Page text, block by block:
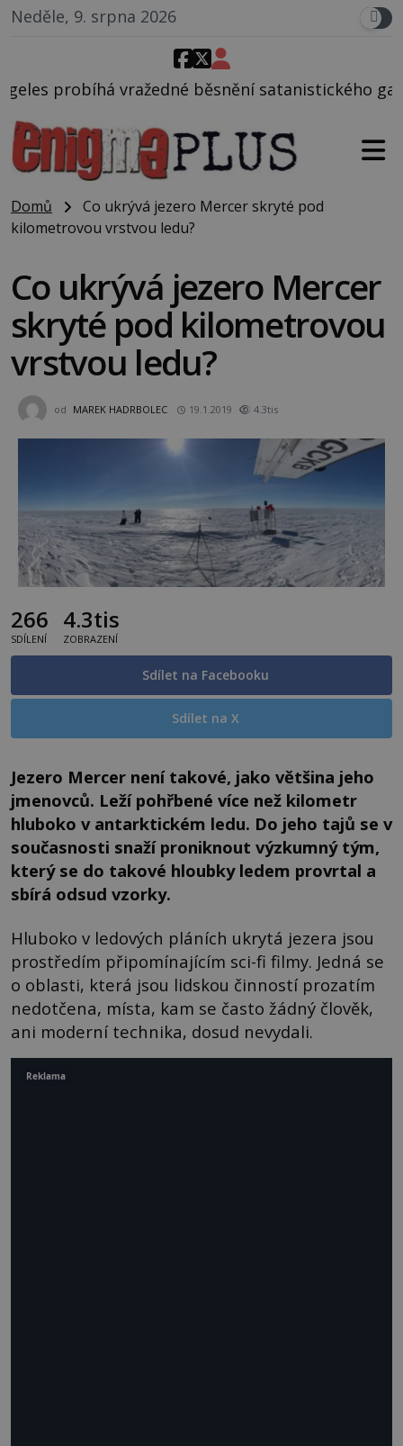
Neděle, 9. srpna 2026
běsnění satanistického gangu vedeného
Domů
Co ukrývá jezero Mercer skryté pod
kilometrovou vrstvou ledu?
Co ukrývá jezero Mercer
skryté pod kilometrovou
vrstvou ledu?
od MAREK HADRBOLEC 19.1.2019 4.3tis
266
SDÍLENÍ
4.3tis
ZOBRAZENÍ
Sdílet na Facebooku
Sdílet na X
Jezero Mercer není takové, jako většina jeho
jmenovců. Leží pohřbené více než kilometr
hluboko v antarktickém ledu. Do jeho tajů se v
současnosti snaží proniknout výzkumný tým,
který se do takové hloubky ledem provrtal a
sbírá odsud vzorky.
Hluboko v ledových pláních ukrytá jezera jsou
prostředím připomínajícím sci-fi filmy. Jedná se
o oblasti, která jsou lidskou činností prozatím
nedotčena, místa, kam se často žádný člověk,
ani moderní technika, dosud nevydali.
Reklama